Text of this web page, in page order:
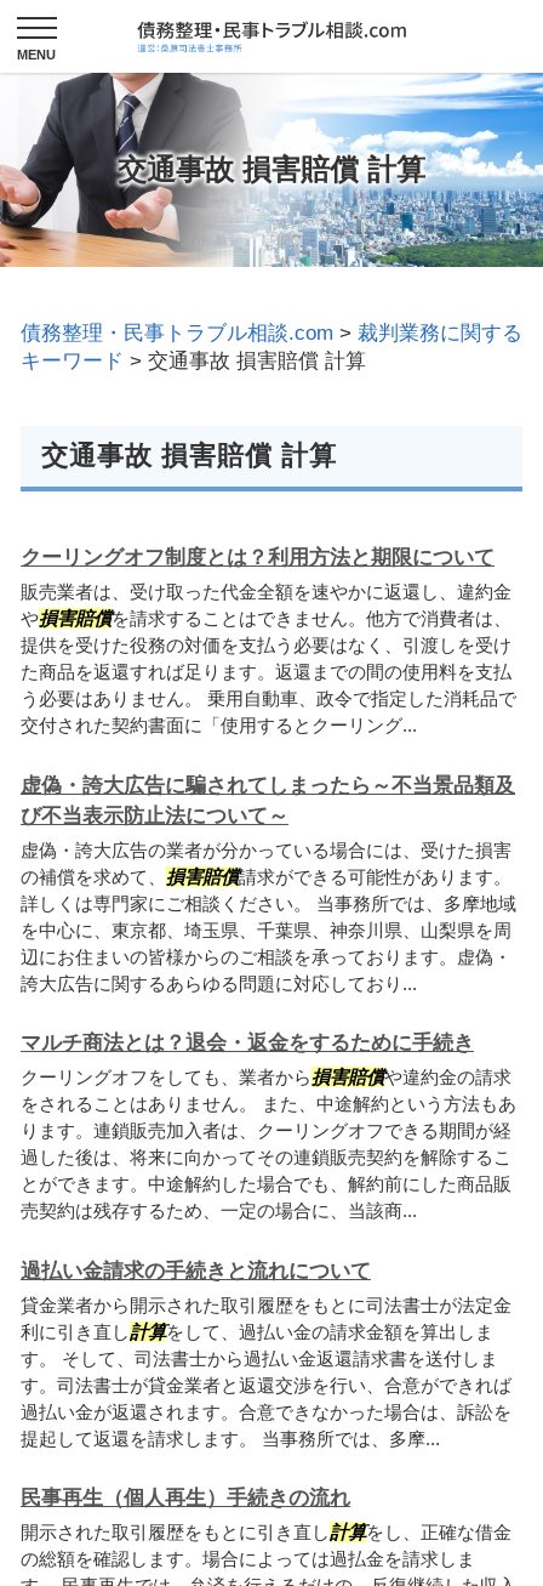
交通事故 損害賠償 計算
債務整理・民事トラブル相談.com > 裁判業務に関する
キーワード > 交通事故 損害賠償 計算
交通事故 損害賠償 計算
クーリングオフ制度とは？利用方法と期限について
販売業者は、受け取った代金全額を速やかに返還し、違約金
や損害賠償を請求することはできません。他方で消費者は、
提供を受けた役務の対価を支払う必要はなく、引渡しを受け
た商品を返還すれば足ります。返還までの間の使用料を支払
う必要はありません。 乗用自動車、政令で指定した消耗品で
交付された契約書面に「使用するとクーリング...
虚偽・誇大広告に騙されてしまったら～不当景品類及
び不当表示防止法について～
虚偽・誇大広告の業者が分かっている場合には、受けた損害
の補償を求めて、 損害賠償請求ができる可能性があります。
詳しくは専門家にご相談ください。 当事務所では、多摩地域
を中心に、東京都、埼玉県、千葉県、神奈川県、山梨県を周
辺にお住まいの皆様からのご相談を承っております。虚偽・
誇大広告に関するあらゆる問題に対応しており...
マルチ商法とは？退会・返金をするために手続き
クーリングオフをしても、業者から損害賠償や違約金の請求
をされることはありません。 また、中途解約という方法もあ
ります。連鎖販売加入者は、クーリングオフできる期間が経
過した後は、将来に向かってその連鎖販売契約を解除するこ
とができます。中途解約した場合でも、解約前にした商品販
売契約は残存するため、一定の場合に、当該商...
過払い金請求の手続きと流れについて
貸金業者から開示された取引履歴をもとに司法書士が法定金
利に引き直し計算をして、過払い金の請求金額を算出しま
す。 そして、司法書士から過払い金返還請求書を送付しま
す。司法書士が貸金業者と返還交渉を行い、合意ができれば
過払い金が返還されます。合意できなかった場合は、訴訟を
提起して返還を請求します。 当事務所では、多摩...
民事再生（個人再生）手続きの流れ
開示された取引履歴をもとに引き直し計算をし、正確な借金
の総額を確認します。場合によっては過払金を請求しま